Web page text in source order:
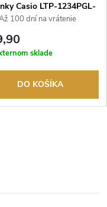
Casio LTP-1234PGL-
100 dní na vrátenie
Autorizovaný predajca.
sklade
DO KOŠÍKA